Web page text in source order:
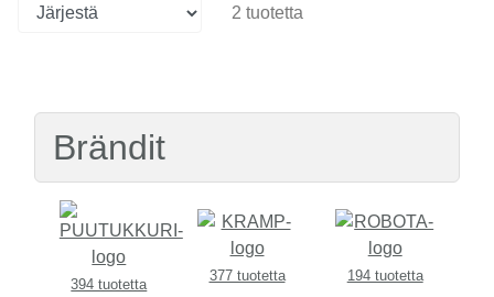
2 tuotetta
Brändit
394 tuotetta
377 tuotetta 194 tuotetta